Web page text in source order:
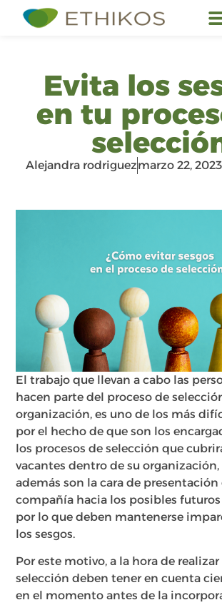
Evita los
en tu
Alejandra rodriguezmarzo 22, 2023
El trabajo que llevan a cabo las
hacen parte del proceso de
organización, es uno de los más
por el hecho de que son los
los procesos de selección que
vacantes dentro de su
además son la cara de presentación
compañía hacia los posibles
por lo que deben mantenerse
los sesgos.
Por este motivo, a la hora de
selección deben tener en cuenta
en el momento antes de la